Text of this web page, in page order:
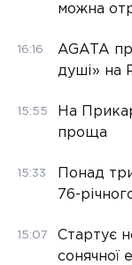
можна
16:16
AGATA
душі» на
15:55
На
проща
15:33
Понад
76-
15:07
Стартує
сонячної